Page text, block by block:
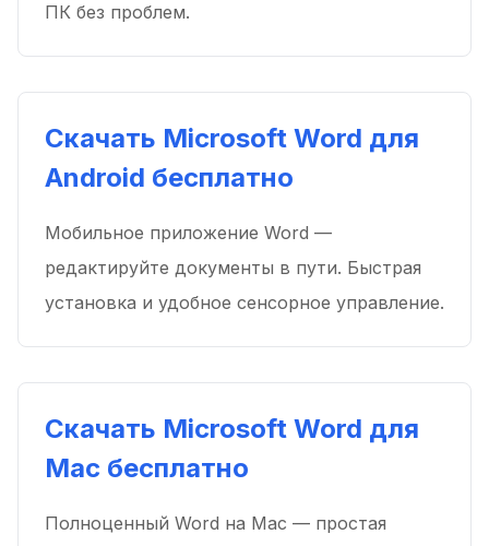
ПК без проблем.
Скачать Microsoft Word для
Android бесплатно
Мобильное приложение Word —
редактируйте документы в пути. Быстрая
установка и удобное сенсорное управление.
Скачать Microsoft Word для
Mac бесплатно
Полноценный Word на Mac — простая